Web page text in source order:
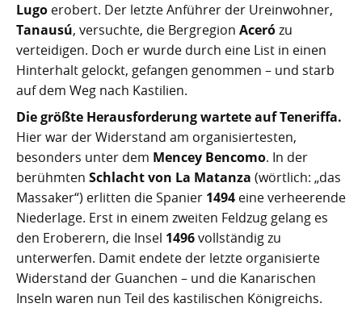
Lugo erobert. Der letzte Anführer der Ureinwohner,
Tanausú, versuchte, die Bergregion Acerózu
verteidigen. Doch er wurde durch eine List in einen
Hinterhalt gelockt, gefangen genommen – und starb
auf dem Weg nach Kastilien.
Die größte Herausforderung wartete auf Teneriffa.
Hier war der Widerstand am organisiertesten,
besonders unter dem Mencey Bencomo. In der
berühmten Schlacht von La Matanza (wörtlich: „das
Massaker“) erlitten die Spanier 1494 eine verheerende
Niederlage. Erst in einem zweiten Feldzug gelang es
den Eroberern, die Insel 1496vollständig zu
unterwerfen. Damit endete der letzte organisierte
Widerstand der Guanchen – und die Kanarischen
Inseln waren nun Teil des kastilischen Königreichs.